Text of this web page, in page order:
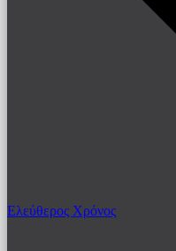
Ελεύθερος Χρόνος